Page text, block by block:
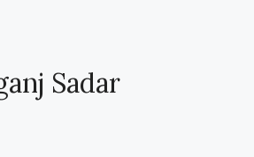
Sadar